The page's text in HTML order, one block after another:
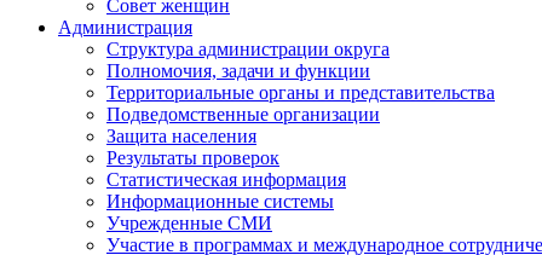
Совет женщин
Администрация
Структура администрации округа
Полномочия, задачи и функции
Территориальные органы и представительства
Подведомственные организации
Защита населения
Результаты проверок
Статистическая информация
Информационные системы
Учрежденные СМИ
Участие в программах и международное